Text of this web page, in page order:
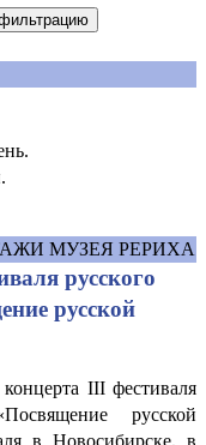
МУЗЕЯ РЕРИХА
русского
русской
III фестиваля
русской
в Новосибирске, в